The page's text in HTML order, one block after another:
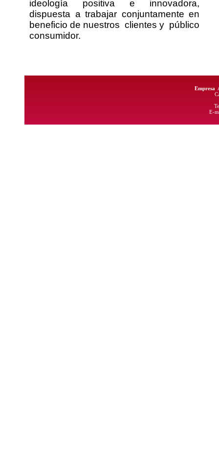
ideología positiva e innovadora,
dispuesta a trabajar conjuntamente en
beneficio de nuestros clientes y público
consumidor.
Empresa
E-